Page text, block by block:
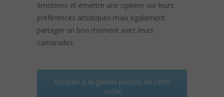
émotions et émettre une opinion sur leurs
préférences artistiques mais également
partager un bon moment avec leurs
camarades.
Accéder à la galerie photos de cette
sortie